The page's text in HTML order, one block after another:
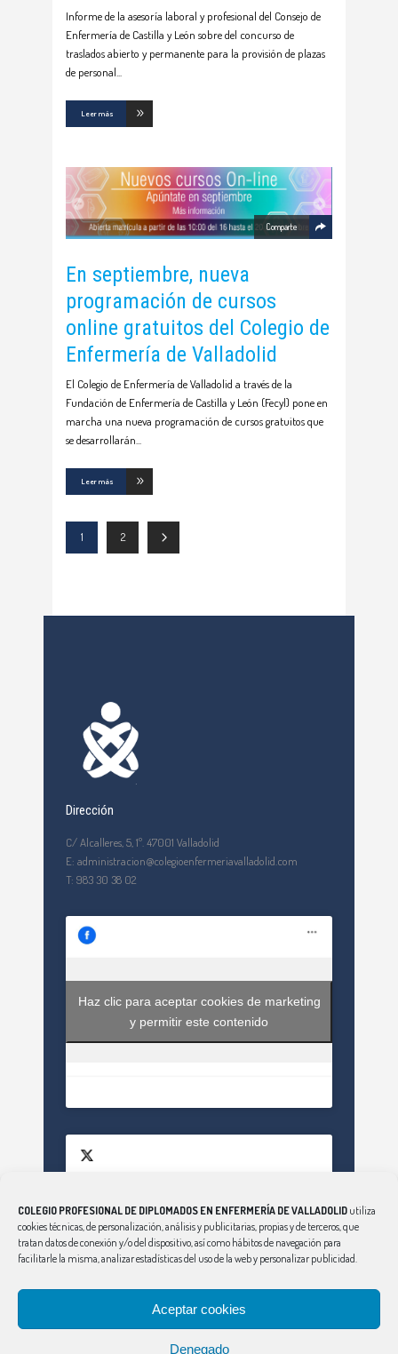
COLEGIO PROFESIONAL DE DIPLOMADOS EN ENFERMERÍA DE VALLADOLID utiliza
cookies técnicas, de personalización, análisis y publicitarias, propias y de terceros, que
tratan datos de conexión y/o del dispositivo, así como hábitos de navegación para
facilitarle la misma, analizar estadísticas del uso de la web y personalizar publicidad.
Aceptar cookies
Denegado
Informe de la asesoría laboral y profesional del Consejo de
Enfermería de Castilla y León sobre del concurso de
traslados abierto y permanente para la provisión de plazas
de personal
Leer más
Comparte
En septiembre, nueva
programación de cursos
online gratuitos del Colegio de
Enfermería de Valladolid
El Colegio de Enfermería de Valladolid a través de la
Fundación de Enfermería de Castilla y León (Fecyl) pone en
marcha una nueva programación de cursos gratuitos que
se desarrollarán
Leer más
1 2
Dirección
C/ Alcalleres, 5, 1º. 47001 Valladolid
E: administracion@colegioenfermeriavalladolid.com
T: 983 30 38 02
Haz clic para aceptar cookies de marketing
y permitir este contenido
Tweets by EnfValladolid
Haz clic para aceptar cookies de marketing
y permitir este contenido